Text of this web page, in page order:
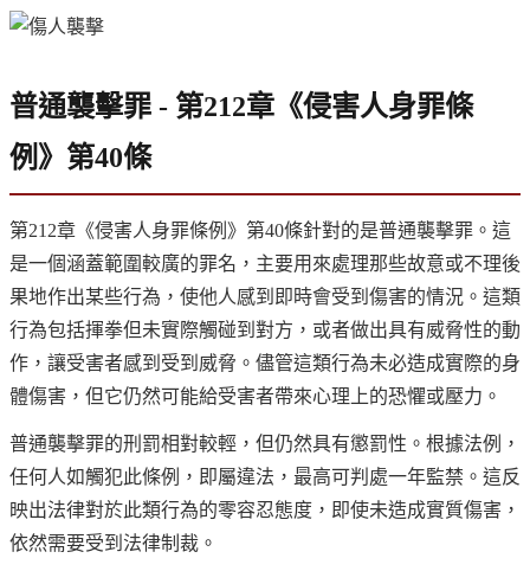
普通襲擊罪 - 第212章《侵害人身罪條
例》第40條
第212章《侵害人身罪條例》第40條針對的是普通襲擊罪。這
是一個涵蓋範圍較廣的罪名，主要用來處理那些故意或不理後
果地作出某些行為，使他人感到即時會受到傷害的情況。這類
行為包括揮拳但未實際觸碰到對方，或者做出具有威脅性的動
作，讓受害者感到受到威脅。儘管這類行為未必造成實際的身
體傷害，但它仍然可能給受害者帶來心理上的恐懼或壓力。
普通襲擊罪的刑罰相對較輕，但仍然具有懲罰性。根據法例，
任何人如觸犯此條例，即屬違法，最高可判處一年監禁。這反
映出法律對於此類行為的零容忍態度，即使未造成實質傷害，
依然需要受到法律制裁。